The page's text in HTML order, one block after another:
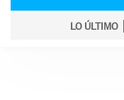
LO ÚLTIMO